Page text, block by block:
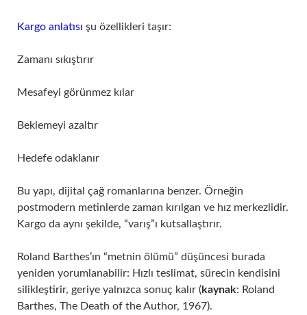
Kargo anlatısı şu özellikleri taşır:
Zamanı sıkıştırır
Mesafeyi görünmez kılar
Beklemeyi azaltır
Hedefe odaklanır
Bu yapı, dijital çağ romanlarına benzer. Örneğin
postmodern metinlerde zaman kırılgan ve hız merkezlidir.
Kargo da aynı şekilde, “varış”ı kutsallaştırır.
Roland Barthes’ın “metnin ölümü” düşüncesi burada
yeniden yorumlanabilir: Hızlı teslimat, sürecin kendisini
silikleştirir, geriye yalnızca sonuç kalır (kaynak: Roland
Barthes, The Death of the Author, 1967).